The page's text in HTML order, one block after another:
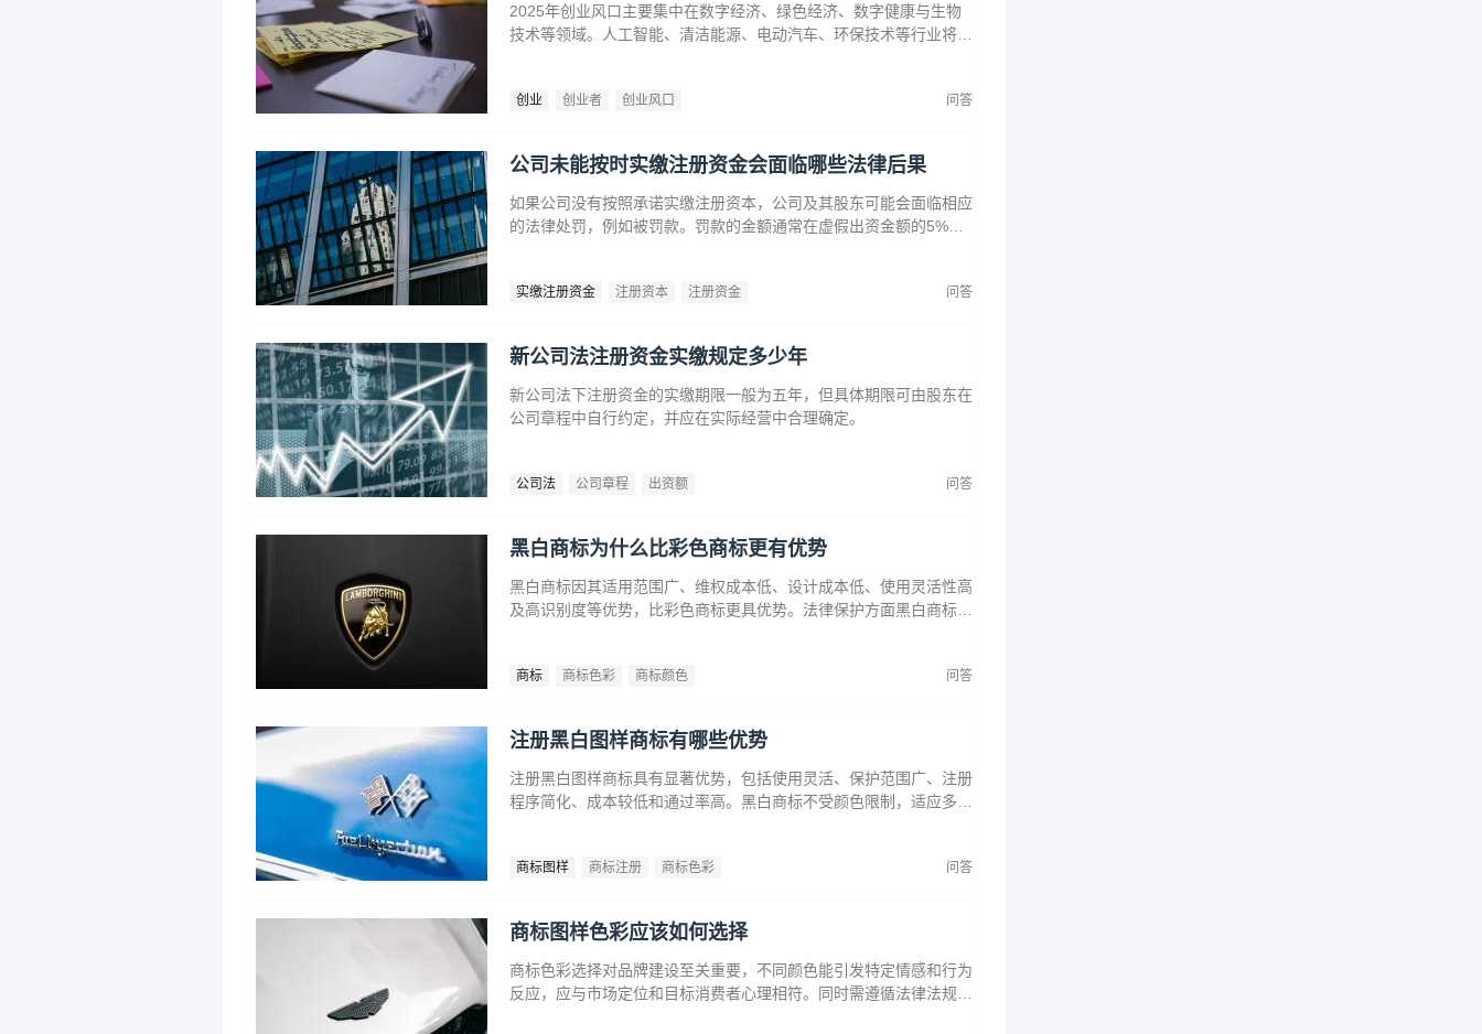
2025年创业风口主要集中在数字经济、绿色经济、数字健康与生物
技术等领域。人工智能、清洁能源、电动汽车、环保技术等行业将迎
住这些前沿趋势，开拓新兴产业，创造商业价值。
创业 创业者 创业风口 问答
公司未能按时实缴注册资金会面临哪些法律后果
如果公司没有按照承诺实缴注册资本，公司及其股东可能会面临相应
的法律处罚，例如被罚款。罚款的金额通常在虚假出资金额的5%到
实缴注册资金 注册资本 注册资金 问答
新公司法注册资金实缴规定多少年
新公司法下注册资金的实缴期限一般为五年，但具体期限可由股东在
公司章程中自行约定，并应在实际经营中合理确定。
公司法 公司章程 出资额 问答
黑白商标为什么比彩色商标更有优势
黑白商标因其适用范围广、维权成本低、设计成本低、使用灵活性高
及高识别度等优势，比彩色商标更具优势。法律保护方面黑白商标更
商标 商标色彩 商标颜色 问答
注册黑白图样商标有哪些优势
注册黑白图样商标具有显著优势，包括使用灵活、保护范围广、注册
程序简化、成本较低和通过率高。黑白商标不受颜色限制，适应多样
商标图样 商标注册 商标色彩 问答
商标图样色彩应该如何选择
商标色彩选择对品牌建设至关重要，不同颜色能引发特定情感和行为
反应，应与市场定位和目标消费者心理相符。同时需遵循法律法规确